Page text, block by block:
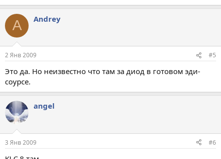
A Andrey
2 Янв 2009 #5
Это да. Но неизвестно что там за диод в готовом эди-
соурсе.
angel
3 Янв 2009 #6